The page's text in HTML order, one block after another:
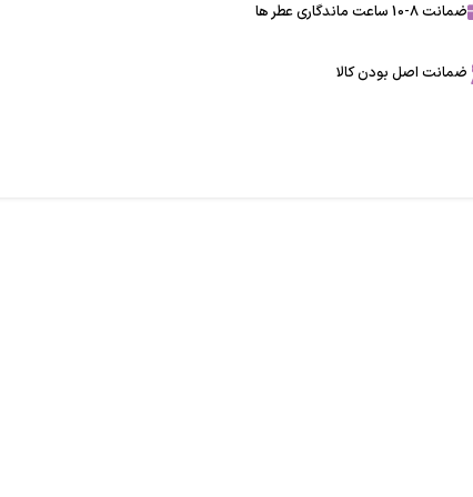
ضمانت 8-10 ساعت ماندگاری عطر ها
ضمانت اصل بودن کالا